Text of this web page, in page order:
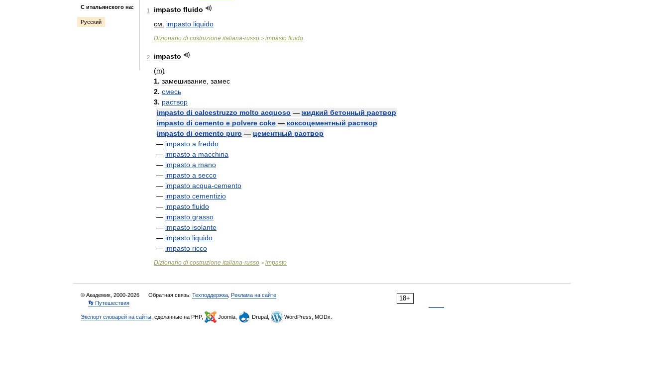
С итальянского на:
Русский
1 impasto fluido
см
impasto liquido
Dizionario di costruzione italiana-russo > impasto fluido
2
impasto
(m)
1. замешивание замес
2. смесь
3. раствор
impasto di calcestruzzo molto acquoso — жидкий бетонный раствор
impasto di cemento e polvere coke — коксоцементный раствор
impasto di cemento puro — цементный раствор
— impasto a freddo
— impasto a macchina
— impasto a mano
— impasto a secco
— impasto acqua-cemento
— impasto cementizio
— impasto fluido
— impasto grasso
— impasto isolante
— impasto liquido
— impasto ricco
Dizionario di costruzione italiana-russo > impasto
18+
© Академик, 2000-2026 Обратная связь: Техподдержка Реклама на сайте
👣 Путешествия
Экспорт словарей на сайты , сделанные на PHP, Joomla, Drupal, WordPress, MODx.